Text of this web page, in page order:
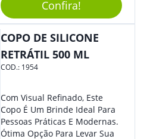
Mesmo Para Presentear
Colaboradores.
Confira!
COPO DE SILICONE
RETRÁTIL 500 ML
COD.: 1954
Com Visual Refinado, Este
Copo É Um Brinde Ideal Para
Pessoas Práticas E Modernas.
Ótima Opção Para Levar Sua